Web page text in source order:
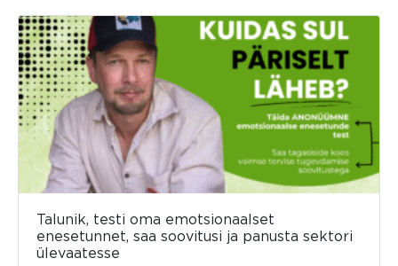
Talunik, testi oma emotsionaalset
enesetunnet, saa soovitusi ja panusta sektori
ülevaatesse